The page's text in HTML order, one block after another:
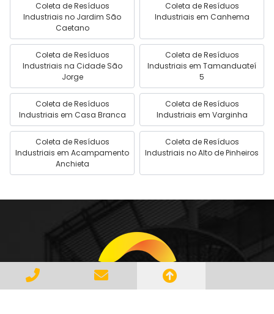
Coleta de Resíduos
Industriais no Jardim São
Caetano
Coleta de Resíduos
Industriais em Canhema
Coleta de Resíduos
Industriais na Cidade São
Jorge
Coleta de Resíduos
Industriais em Tamanduateí
5
Coleta de Resíduos
Industriais em Casa Branca
Coleta de Resíduos
Industriais em Varginha
Coleta de Resíduos
Industriais em Acampamento
Anchieta
Coleta de Resíduos
Industriais no Alto de Pinheiros